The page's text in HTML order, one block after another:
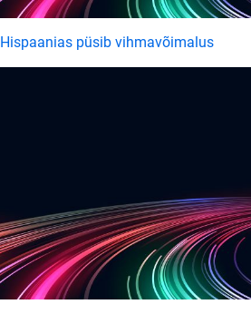
Hispaanias püsib vihmavõimalus